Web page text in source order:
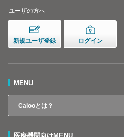
ユーザの方へ
新規ユーザ登録 ログイン
MENU
Calooとは？